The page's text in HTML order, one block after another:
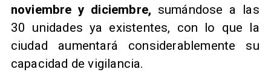
noviembre y diciembre, sumándose a las
30 unidades ya existentes, con lo que la
ciudad aumentará considerablemente su
capacidad de vigilancia.